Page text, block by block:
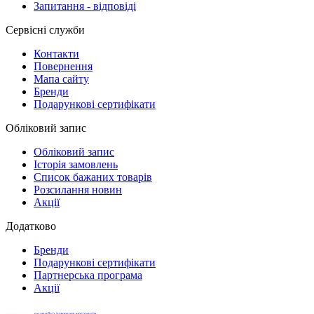
Запитання - відповіді
Сервісні служби
Контакти
Повернення
Мапа сайту
Бренди
Подарункові сертифікати
Обліковий запис
Обліковий запис
Історія замовлень
Список бажаних товарів
Розсилання новин
Акції
Додатково
Бренди
Подарункові сертифікати
Партнерська програма
Акції